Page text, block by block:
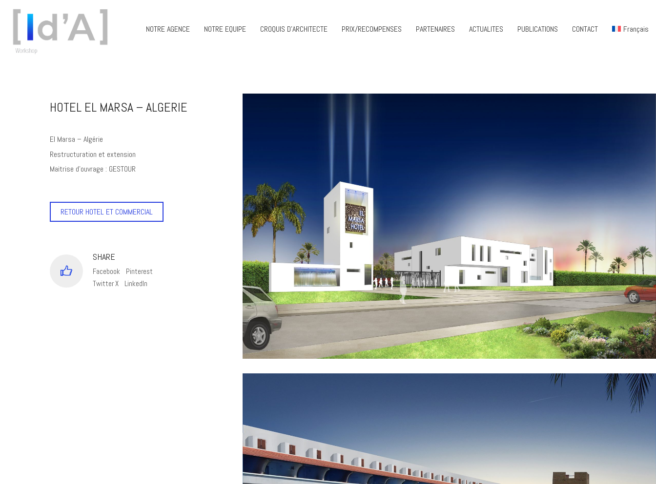
NOTRE AGENCE NOTRE EQUIPE CROQUIS D’ARCHITECTE PRIX/RECOMPENSES PARTENAIRES ACTUALITES PUBLICATIONS CONTACT Français
HOTEL EL MARSA – ALGERIE
El Marsa – Algérie
Restructuration et extension
Maitrise d’ouvrage : GESTOUR
RETOUR HOTEL ET COMMERCIAL
SHARE
Facebook
Pinterest
Twitter X
LinkedIn